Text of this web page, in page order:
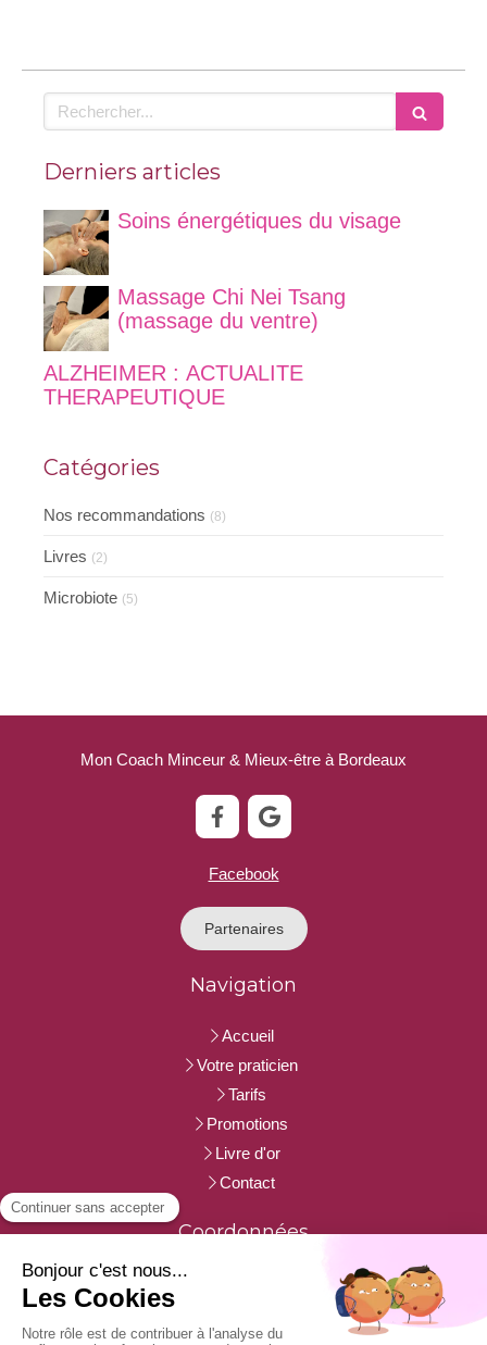
Rechercher
Derniers articles
Soins énergétiques du visage
Massage Chi Nei Tsang
(massage du ventre)
ALZHEIMER : ACTUALITE
THERAPEUTIQUE
Catégories
Nos recommandations (8)
Livres (2)
Microbiote (5)
Mon Coach Minceur & Mieux-être à Bordeaux
Facebook
Partenaires
Navigation
Accueil
Votre praticien
Tarifs
Promotions
Livre d'or
Contact
Coordonnées
Afficher le téléphone